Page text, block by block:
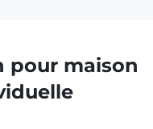
pour maison